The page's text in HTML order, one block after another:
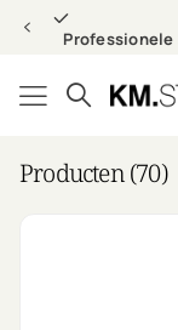
Professionele
Producten (70)